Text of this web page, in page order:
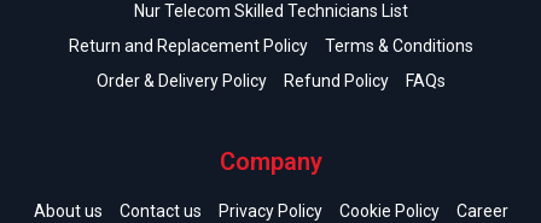
Nur Telecom Skilled Technicians List
Return and Replacement Policy
Terms & Conditions
Order & Delivery Policy
Refund Policy FAQs
Company
About us Contact us Privacy Policy Cookie Policy Career